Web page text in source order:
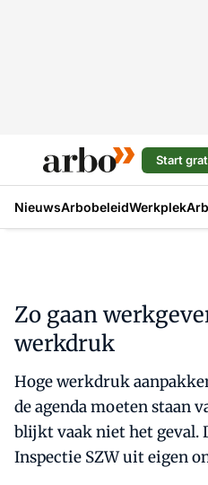
Start
NieuwsArbobeleidWerkplek
Zo gaan
werkdruk
Hoge werkdruk
de agenda moeten staan
blijkt vaak niet het geval.
Inspectie SZW uit eigen